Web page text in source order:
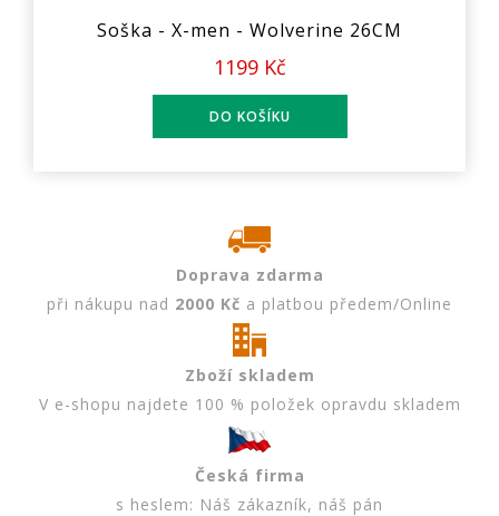
Soška - X-men - Wolverine 26CM
1199 Kč
Doprava zdarma
při nákupu nad 2000 Kč a platbou předem/Online
Zboží skladem
V e-shopu najdete 100 % položek opravdu skladem
Česká firma
s heslem: Náš zákazník, náš pán